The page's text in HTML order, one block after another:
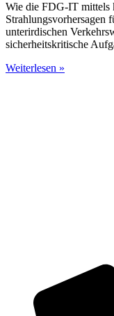
Wie die FDG-IT mittels
Strahlungsvorhersagen
unterirdischen
sicherheitskritische
Weiterlesen »